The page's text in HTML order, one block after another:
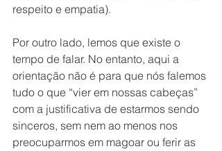
respeito e empatia).
Por outro lado, lemos que existe o
tempo de falar. No entanto, aqui a
orientação não é para que nós falemos
tudo o que “vier em nossas cabeças”
com a justificativa de estarmos sendo
sinceros, sem nem ao menos nos
preocuparmos em magoar ou ferir as